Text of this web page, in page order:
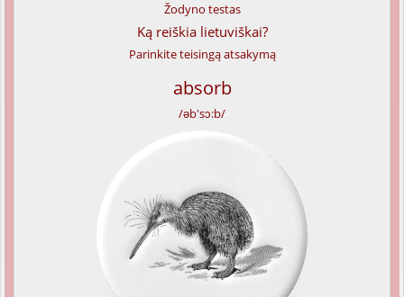
Žodyno testas
Ką reiškia lietuviškai?
Parinkite teisingą atsakymą
absorb
/əb'sɔ:b/